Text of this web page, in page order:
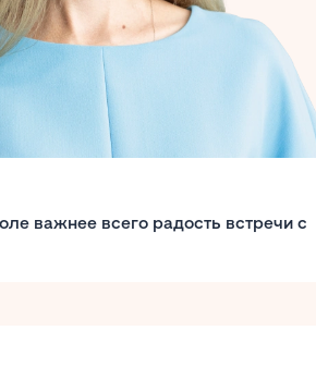
важнее всего радость встречи с